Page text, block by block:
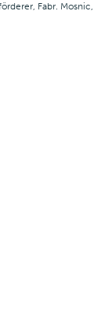
Fabr. Mosnic,